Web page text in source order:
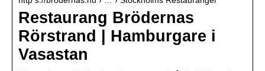
Restaurang Brödernas
Rörstrand | Hamburgare i
Vasastan